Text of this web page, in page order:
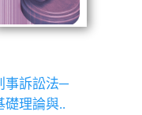
事訴訟法─
礎理論與..